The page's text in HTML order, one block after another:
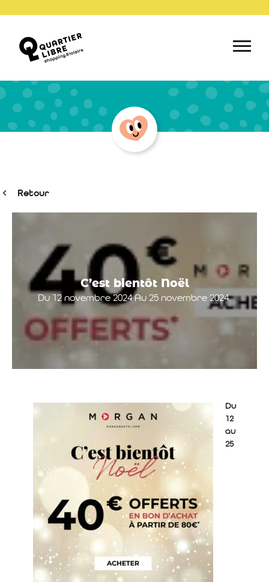
Retour
C’est bientôt Noël
Du 12 novembre 2024 Au 25 novembre 2024.
Du
12
au
25